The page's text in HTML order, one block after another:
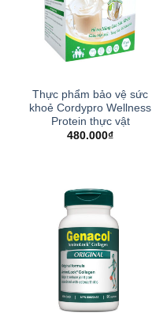
Thực phẩm bảo vệ sức
khoẻ Cordypro Wellness
Protein thực vật
480.000₫